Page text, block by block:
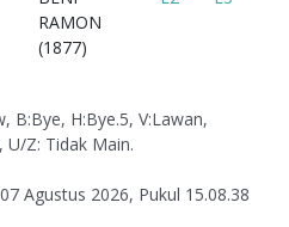
RAMON
(1877)
B:Bye, H:Bye.5, V:Lawan,
U/Z: Tidak Main.
Agustus 2026, Pukul 15.08.38